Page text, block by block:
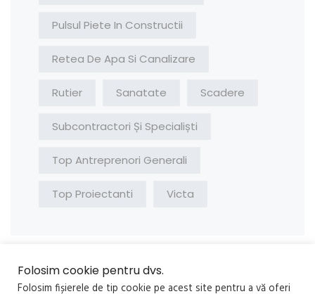
Pulsul Piete In Constructii
Retea De Apa Si Canalizare
Rutier Sanatate Scadere
Subcontractori Și Specialiști
Top Antreprenori Generali
Top Proiectanti Victa
Folosim cookie pentru dvs.
Folosim fișierele de tip cookie pe acest site pentru a vă oferi